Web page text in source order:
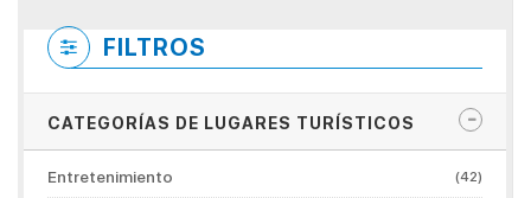
FILTROS
CATEGORÍAS DE LUGARES TURÍSTICOS
Entretenimiento (42)